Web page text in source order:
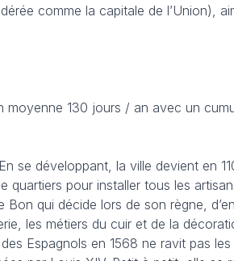
comme la capitale de l’Union),
130 jours / an avec un
se développant, la ville devient en
pour installer tous les
qui décide lors de son règne,
les métiers du cuir et de la
Espagnols en 1568 ne ravit pas